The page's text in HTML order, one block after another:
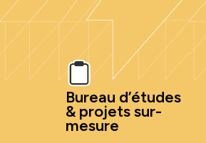
Bureau d’études
& projets sur-
mesure